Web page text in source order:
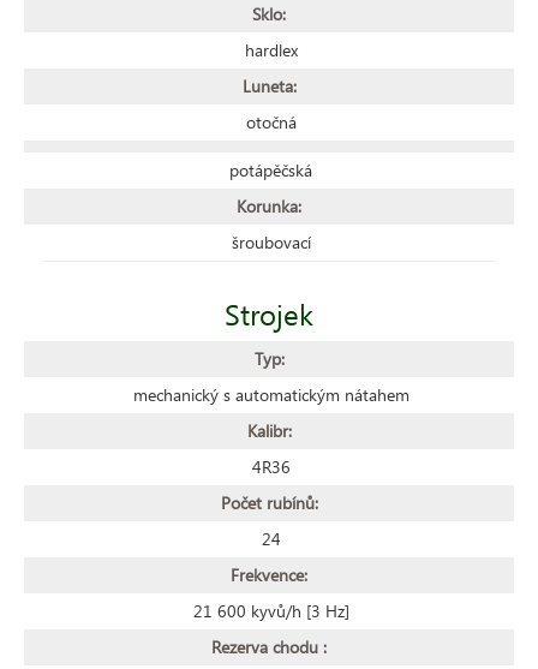
Sklo:
hardlex
Luneta:
otočná
potápěčská
Korunka:
šroubovací
Strojek
Typ:
mechanický s automatickým nátahem
Kalibr:
4R36
Počet rubínů:
24
Frekvence:
21 600 kyvů/h [3 Hz]
Rezerva chodu :